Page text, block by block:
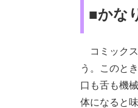
■かな
コミックス
う。このと
口も舌も機
体になると